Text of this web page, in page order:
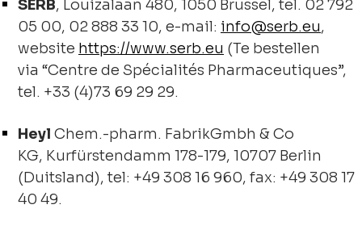
SERB, Louizalaan 480, 1050 Brussel, tel. 02 792
05 00, 02 888 33 10, e-mail: info@serb.eu,
website https://www.serb.eu (Te bestellen
via “Centre de Spécialités Pharmaceutiques”,
tel. +33 (4)73 69 29 29.
Heyl Chem.-pharm. FabrikGmbh & Co
KG, Kurfürstendamm 178-179, 10707 Berlin
(Duitsland), tel: +49 308 16 960, fax: +49 308 17
40 49.